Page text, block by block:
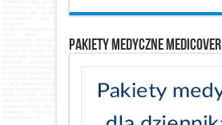
Pakiety medyczne Medicover